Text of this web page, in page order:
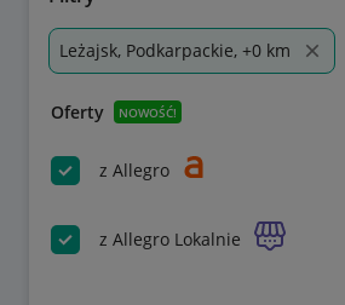
Leżajsk, Podkarpackie, +0 km
Oferty NOWOŚĆ!
z Allegro
z Allegro Lokalnie